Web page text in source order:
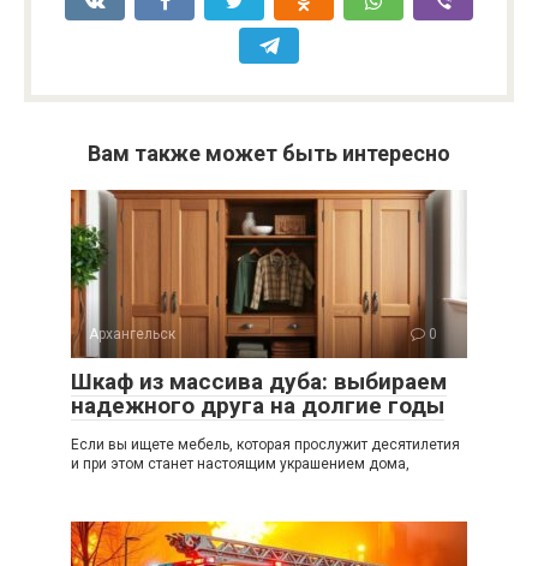
Вам также может быть интересно
Архангельск 0
Шкаф из массива дуба: выбираем
надежного друга на долгие годы
Если вы ищете мебель, которая прослужит десятилетия
и при этом станет настоящим украшением дома,